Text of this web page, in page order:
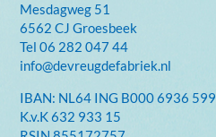
Mesdagweg 51
6562 CJ Groesbeek
Tel06 282 047 44
info@devreugdefabriek.nl
IBAN: NL64 ING B000 6936 599
K.v.K632 933 15